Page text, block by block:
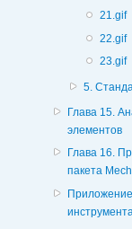
21.gif
22.gif
23.gif
5.
Глава 15.
элементов
Глава 16.
пакета